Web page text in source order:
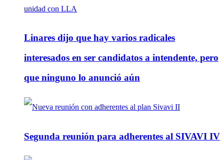
Linares dijo que hay varios radicales
interesados en ser candidatos a intendente, pero
que ninguno lo anunció aún
Segunda reunión para adherentes al SIVAVI IV